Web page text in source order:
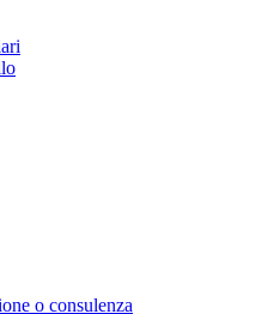
o consulenza